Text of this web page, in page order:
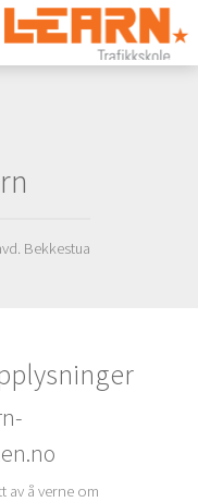
Bekkestua
av å verne om